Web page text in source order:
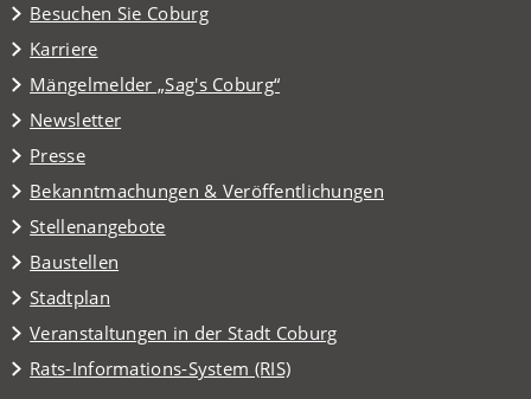
Besuchen Sie Coburg
(Öffnet
in
einem
neuen
Tab)
Karriere
Mängelmelder „Sag's Coburg“
(Öffnet
in
einem
neuen
Tab)
Newsletter
Presse
Bekanntmachungen & Veröffentlichungen
Stellenangebote
Baustellen
Stadtplan
(Öffnet
in
einem
neuen
Veranstaltungen in der Stadt Coburg
(Öffnet
in
einem
Rats-Informations-System (RIS)
(Öffnet